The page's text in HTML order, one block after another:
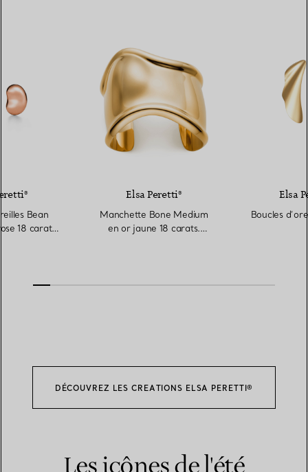
Bean
18 carats.
Elsa Peretti®
Manchette Bone Medium
en or jaune 18 carats.
Elsa
Boucles
DÉCOUVREZ LES CREATIONS ELSA PERETTI®